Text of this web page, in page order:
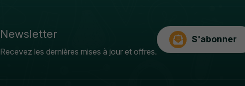
Newsletter
Recevez les dernières mises à jour et offres.
S'abonner